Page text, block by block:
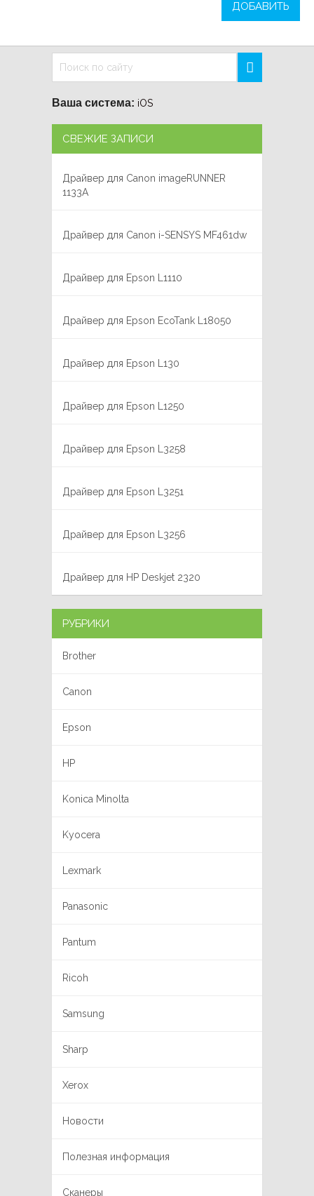
Ваша система: iOS
СВЕЖИЕ ЗАПИСИ
Драйвер для Canon imageRUNNER
1133A
Драйвер для Canon i-SENSYS MF461dw
Драйвер для Epson L1110
Драйвер для Epson EcoTank L18050
Драйвер для Epson L130
Драйвер для Epson L1250
Драйвер для Epson L3258
Драйвер для Epson L3251
Драйвер для Epson L3256
Драйвер для HP Deskjet 2320
РУБРИКИ
Brother
Canon
Epson
HP
Konica Minolta
Kyocera
Lexmark
Panasonic
Pantum
Ricoh
Samsung
Sharp
Xerox
Новости
Полезная информация
Сканеры